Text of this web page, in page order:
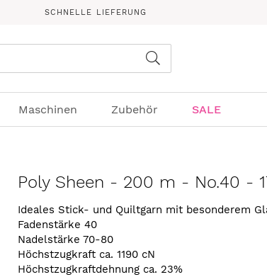
SCHNELLE LIEFERUNG
Maschinen Zubehör SALE
Poly Sheen - 200 m - No.40 -
Ideales Stick- und Quiltgarn mit besonderem
Fadenstärke 40
Nadelstärke 70-80
Höchstzugkraft ca. 1190 cN
Höchstzugkraftdehnung ca. 23%